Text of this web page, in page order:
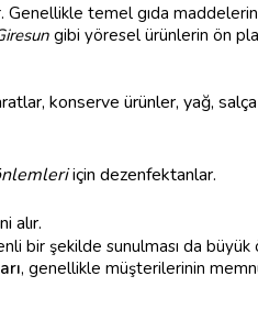
Genellikle temel gıda
gibi yöresel ürünlerin ön
konserve ürünler, yağ,
için dezenfektanlar.
alır.
bir şekilde sunulması da büyük
, genellikle müşterilerinin